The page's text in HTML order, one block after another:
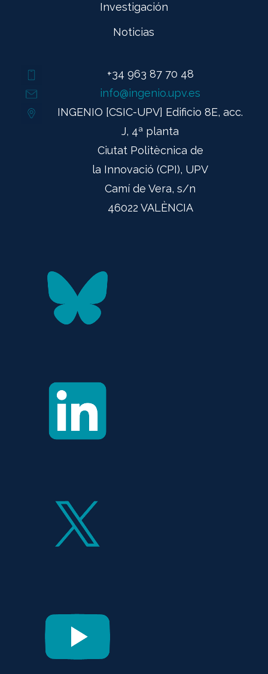
Investigación
Noticias
+34 963 87 70 48
info@ingenio.upv.es
INGENIO [CSIC-UPV] Edificio 8E, acc.
J, 4ª planta
Ciutat Politècnica de
la Innovació (CPI), UPV
Camí de Vera, s/n
46022 VALÈNCIA